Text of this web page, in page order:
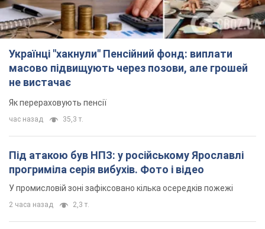
Українці "хакнули" Пенсійний фонд: виплати
масово підвищують через позови, але грошей
не вистачає
Як перераховують пенсії
час назад 35,3 т.
Під атакою був НПЗ: у російському Ярославлі
прогриміла серія вибухів. Фото і відео
У промисловій зоні зафіксовано кілька осередків пожежі
2 часа назад 2,3 т.